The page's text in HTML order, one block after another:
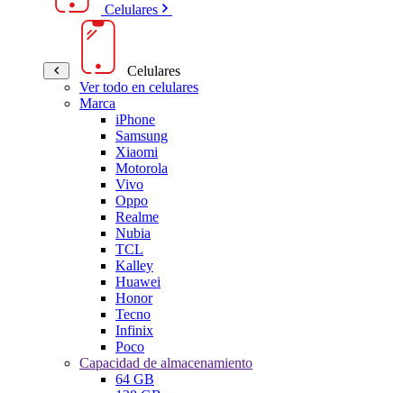
Celulares
Celulares
Ver todo en celulares
Marca
iPhone
Samsung
Xiaomi
Motorola
Vivo
Oppo
Realme
Nubia
TCL
Kalley
Huawei
Honor
Tecno
Infinix
Poco
Capacidad de almacenamiento
64 GB